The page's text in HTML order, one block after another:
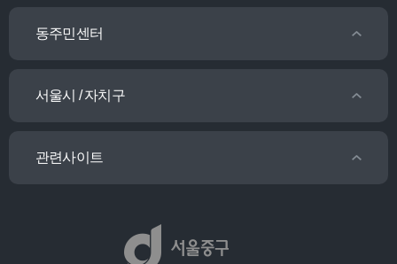
동주민센터
서울시 / 자치구
관련사이트